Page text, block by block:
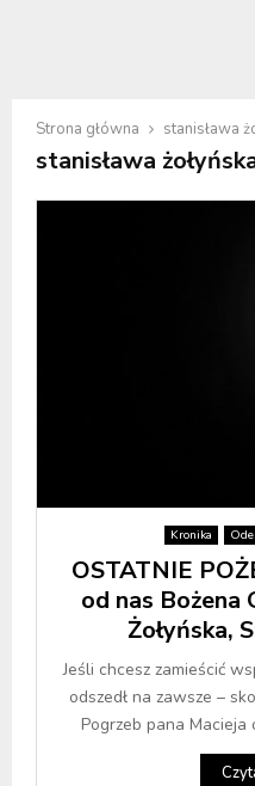
Strona główna stanisława
stanisława
Kronika
OSTATNIE
od nas Bożena
Żołyńska,
Jeśli chcesz zamieścić
odszedł na zawsze –
Pogrzeb pana Macieja